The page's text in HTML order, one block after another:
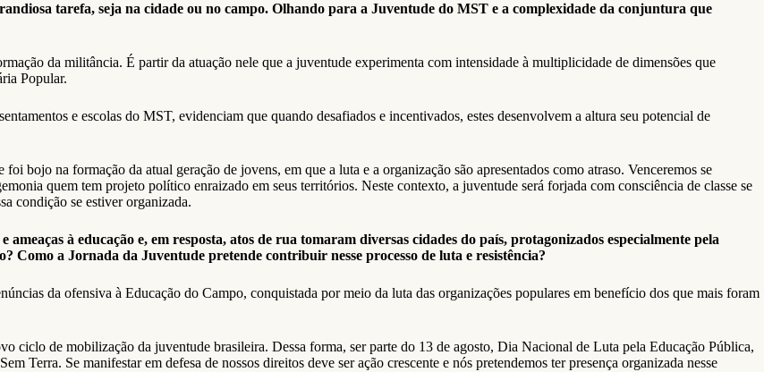
tarefa, seja na cidade ou no campo. Olhando para a Juventude do MST e a complexidade da conjuntura que
da militância. É partir da atuação nele que a juventude experimenta com intensidade à multiplicidade de dimensões que
Popular.
e escolas do MST, evidenciam que quando desafiados e incentivados, estes desenvolvem a altura seu potencial de
bojo na formação da atual geração de jovens, em que a luta e a organização são apresentados como atraso. Venceremos se
quem tem projeto político enraizado em seus territórios. Neste contexto, a juventude será forjada com consciência de classe se
condição se estiver organizada.
à educação e, em resposta, atos de rua tomaram diversas cidades do país, protagonizados especialmente pela
Como a Jornada da Juventude pretende contribuir nesse processo de luta e resistência?
da ofensiva à Educação do Campo, conquistada por meio da luta das organizações populares em benefício dos que mais foram
ciclo de mobilização da juventude brasileira. Dessa forma, ser parte do 13 de agosto, Dia Nacional de Luta pela Educação Pública,
Terra. Se manifestar em defesa de nossos direitos deve ser ação crescente e nós pretendemos ter presença organizada nesse